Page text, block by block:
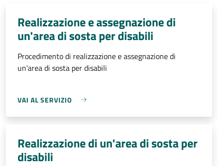
Realizzazione e assegnazione di
un'area di sosta per disabili
Procedimento di realizzazione e assegnazione di
un'area di sosta per disabili
VAI AL SERVIZIO
Realizzazione di un'area di sosta per
disabili